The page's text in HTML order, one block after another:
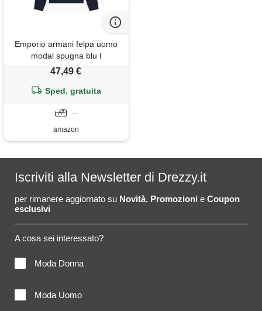
Emporio armani felpa uomo
modal spugna blu l
47,49 €
Sped. gratuita
--
amazon
Iscriviti alla Newsletter di Drezzy.it
per rimanere aggiornato su Novità, Promozioni e Coupon
esclusivi
A cosa sei interessato?
Moda Donna
Moda Uomo